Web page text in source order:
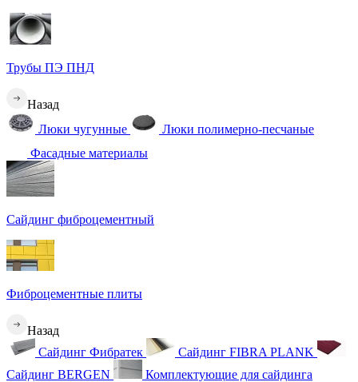
Трубы ПЭ ПНД
Назад
Люки чугунные
Люки полимерно-песчаные
Фасадные материалы
Сайдинг фиброцементный
Фиброцементные плиты
Назад
Сайдинг Фибратек
Сайдинг FIBRA PLANK
Сайдинг BERGEN
Комплектующие для сайдинга